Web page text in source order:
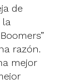
de
la
razón.
mejor